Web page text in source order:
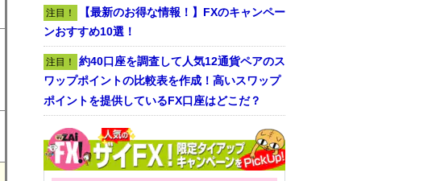
注目！ 【最新のお得な情報！】FXのキャンペー
ンおすすめ10選！
注目！ 約40口座を調査して人気12通貨ペアのス
ワップポイントの比較表を作成！高いスワップ
ポイントを提供しているFX口座はどこだ？